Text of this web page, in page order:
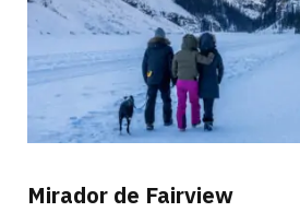
Mirador de Fairview